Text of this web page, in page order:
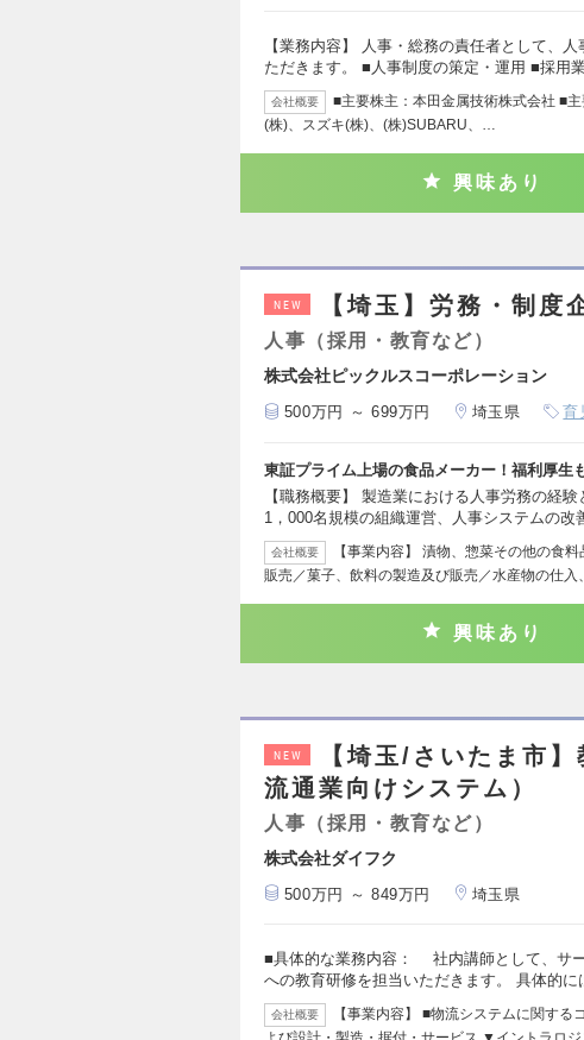
【業務内容】 人事・総務の責任者として、
ただきます。 ■人事制度の策定・運用 ■採用
会社概要
■主要株主：本田金属技術株式会社 ■
(株)、スズキ(株)、(株)SUBARU、…
興味あり
NEW 【埼玉】労務・制度
人事（採用・教育など）
株式会社ピックルスコーポレーション
500万円 ～ 699万円 埼玉県 育
東証プライム上場の食品メーカー！福利厚生
【職務概要】 製造業における人事労務の経
1，000名規模の組織運営、人事システムの改
会社概要
【事業内容】 漬物、惣菜その他の食
販売／菓子、飲料の製造及び販売／水産物の仕入
興味あり
NEW
【埼玉/さいたま市
流通業向けシステム）
人事（採用・教育など）
株式会社ダイフク
500万円 ～ 849万円 埼玉県
■具体的な業務内容： 社内講師として、サ
への教育研修を担当いただきます。 具体的
会社概要
【事業内容】 ■物流システムに関す